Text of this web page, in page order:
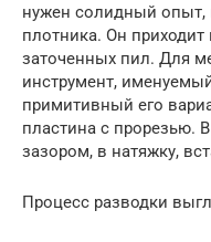
нужен солидный опыт,
плотника. Он приходит
заточенных пил. Для
инструмент,
примитивный его
пластина с прорезью.
зазором, в натяжку,
Процесс разводки